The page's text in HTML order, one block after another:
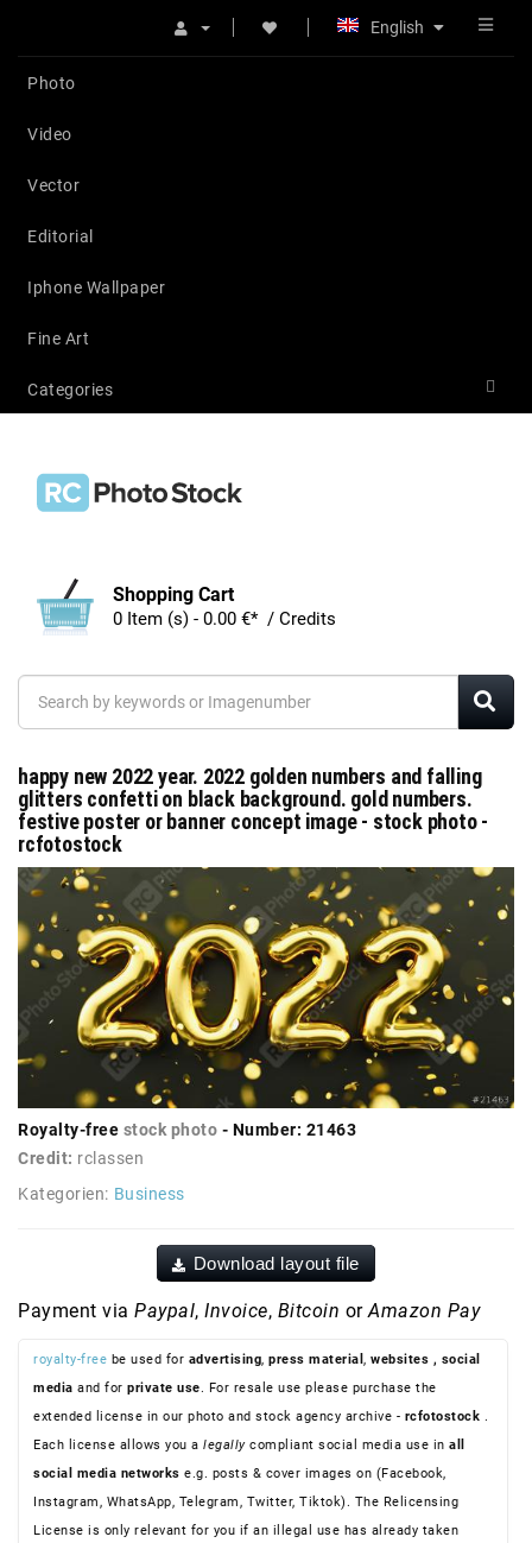
English
Photo
Video
Vector
Editorial
Iphone Wallpaper
Fine Art
Categories
Shopping Cart
0 Item (s) - 0.00 €* / Credits
happy new 2022 year. 2022 golden numbers and falling
glitters confetti on black background. gold numbers.
festive poster or banner concept image - stock photo -
rcfotostock
Royalty-free stock photo - Number: 21463
Credit: rclassen
Kategorien: Business
Download layout file
Payment via Paypal, Invoice, Bitcoin or Amazon Pay
royalty-free be used for advertising, press material , websites , social
media and for private use. For resale use please purchase the
extended license in our photo and stock agency archive - rcfotostock .
Each license allows you a legallycompliant social media use in all
social media networks e.g. posts & cover images on (Facebook,
Instagram, WhatsApp, Telegram, Twitter, Tiktok). The Relicensing
License is only relevant for you if an illegal use has already taken